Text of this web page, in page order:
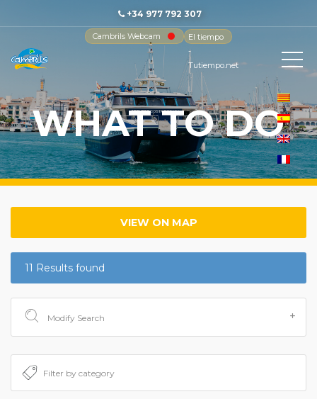
+34 977 792 307
Cambrils Webcam
El tiempo
-
Tutiempo.net
WHAT TO DO
VIEW ON MAP
11 Results found
Modify Search